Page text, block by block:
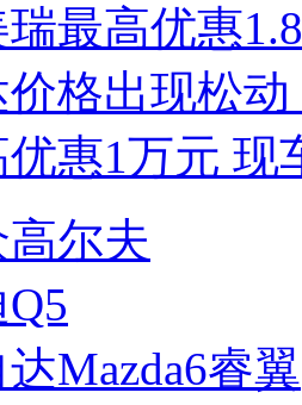
最高优惠
格出现松
惠1万元 现
尔夫
Mazda6睿翼